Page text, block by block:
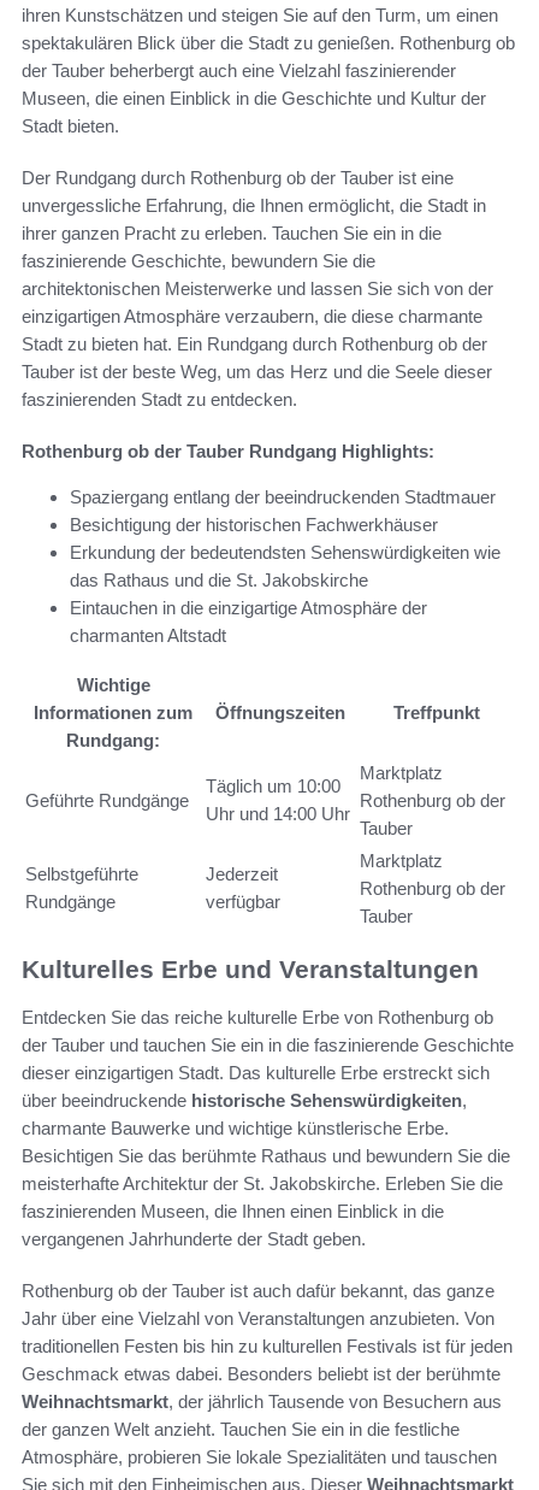
ihren Kunstschätzen und steigen Sie auf den Turm, um einen
spektakulären Blick über die Stadt zu genießen. Rothenburg ob
der Tauber beherbergt auch eine Vielzahl faszinierender
Museen, die einen Einblick in die Geschichte und Kultur der
Stadt bieten.
Der Rundgang durch Rothenburg ob der Tauber ist eine
unvergessliche Erfahrung, die Ihnen ermöglicht, die Stadt in
ihrer ganzen Pracht zu erleben. Tauchen Sie ein in die
faszinierende Geschichte, bewundern Sie die
architektonischen Meisterwerke und lassen Sie sich von der
einzigartigen Atmosphäre verzaubern, die diese charmante
Stadt zu bieten hat. Ein Rundgang durch Rothenburg ob der
Tauber ist der beste Weg, um das Herz und die Seele dieser
faszinierenden Stadt zu entdecken.
Rothenburg ob der Tauber Rundgang Highlights:
Spaziergang entlang der beeindruckenden Stadtmauer
Besichtigung der historischen Fachwerkhäuser
Erkundung der bedeutendsten Sehenswürdigkeiten wie
das Rathaus und die St. Jakobskirche
Eintauchen in die einzigartige Atmosphäre der
charmanten Altstadt
Wichtige
Informationen zum
Rundgang:
Öffnungszeiten Treffpunkt
Geführte Rundgänge
Täglich um 10:00
Uhr und 14:00 Uhr
Marktplatz
Rothenburg ob der
Tauber
Selbstgeführte
Rundgänge
Jederzeit
verfügbar
Marktplatz
Rothenburg ob der
Tauber
Kulturelles Erbe und Veranstaltungen
Entdecken Sie das reiche kulturelle Erbe von Rothenburg ob
der Tauber und tauchen Sie ein in die faszinierende Geschichte
dieser einzigartigen Stadt. Das kulturelle Erbe erstreckt sich
über beeindruckende historische Sehenswürdigkeiten,
charmante Bauwerke und wichtige künstlerische Erbe.
Besichtigen Sie das berühmte Rathaus und bewundern Sie die
meisterhafte Architektur der St. Jakobskirche. Erleben Sie die
faszinierenden Museen, die Ihnen einen Einblick in die
vergangenen Jahrhunderte der Stadt geben.
Rothenburg ob der Tauber ist auch dafür bekannt, das ganze
Jahr über eine Vielzahl von Veranstaltungen anzubieten. Von
traditionellen Festen bis hin zu kulturellen Festivals ist für jeden
Geschmack etwas dabei. Besonders beliebt ist der berühmte
Weihnachtsmarkt, der jährlich Tausende von Besuchern aus
der ganzen Welt anzieht. Tauchen Sie ein in die festliche
Atmosphäre, probieren Sie lokale Spezialitäten und tauschen
Sie sich mit den Einheimischen aus. Dieser Weihnachtsmarkt